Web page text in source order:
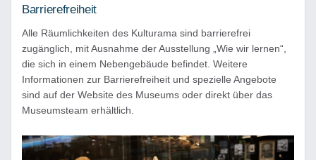
Barrierefreiheit
Alle Räumlichkeiten des Kulturama sind barrierefrei
zugänglich, mit Ausnahme der Ausstellung „Wie wir lernen“,
die sich in einem Nebengebäude befindet. Weitere
Informationen zur Barrierefreiheit und spezielle Angebote
sind auf der Website des Museums oder direkt über das
Museumsteam erhältlich.